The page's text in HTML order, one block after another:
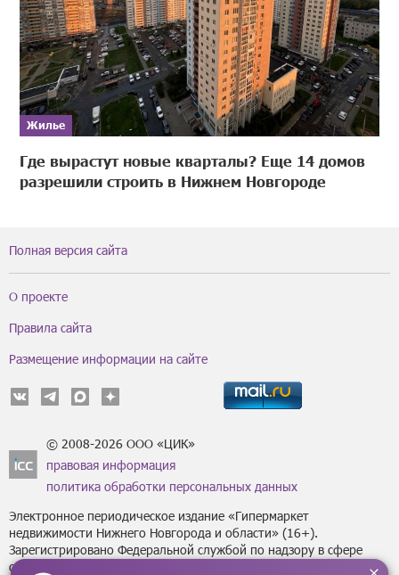
Жилье
Где вырастут новые кварталы? Еще 14 домов
разрешили строить в Нижнем Новгороде
Полная версия сайта
О проекте
Правила сайта
Размещение информации на сайте
© 2008-2026 ООО «ЦИК»
правовая информация
политика обработки персональных данных
Электронное периодическое издание «Гипермаркет
недвижимости Нижнего Новгорода и области» (16+).
Зарегистрировано Федеральной службой по надзору в сфере
связи, информационных технологий